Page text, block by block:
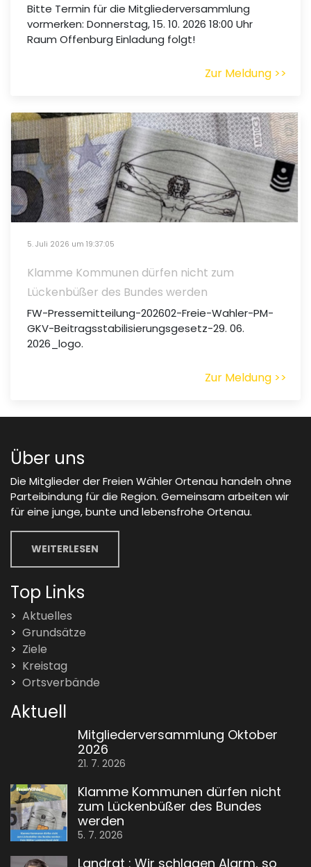
Bitte Termin für die Mitgliederversammlung
vormerken: Donnerstag, 15. 10. 2026 18:00 Uhr
Raum Offenburg Einladung folgt!
Zur Meldung >>
5. Juli 2026 um 19:37:05
Klamme Kommunen dürfen nicht zum
Lückenbüßer des Bundes werden
FW-Pressemitteilung-202602-Freie-Wahler-PM-
GKV-Beitragsstabilisierungsgesetz-29. 06.
2026_logo.
Zur Meldung >>
Über uns
Die Mitglieder der Freien Wähler Ortenau handeln ohne
Parteibindung für die Region. Gemeinsam arbeiten wir
für eine junge, bunte und lebensfrohe Ortenau.
WEITERLESEN
Top Links
Aktuelles
Grundsätze
Ziele
Kreistag
Ortsverbände
Aktuell
Mitgliederversammlung Oktober
2026
21. 7. 2026
Klamme Kommunen dürfen nicht
zum Lückenbüßer des Bundes
werden
5. 7. 2026
Landrat : Wir schlagen Alarm, so